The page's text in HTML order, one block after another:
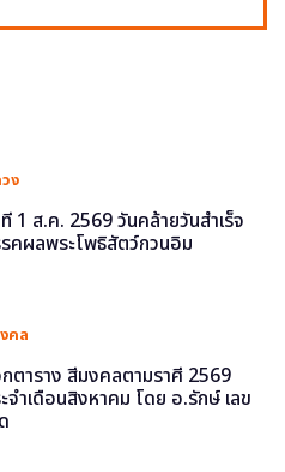
ง
1 ส.ค. 2569 วันคล้ายวันสำเร็จ
คผลพระโพธิสัตว์กวนอิม
คล
ตาราง สีมงคลตามราศี 2569
จำเดือนสิงหาคม โดย อ.รักษ์ เลข